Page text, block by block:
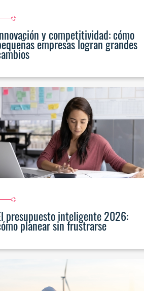
y competitividad: cómo
empresas logran grandes
presupuesto inteligente 2026:
planear sin frustrarse